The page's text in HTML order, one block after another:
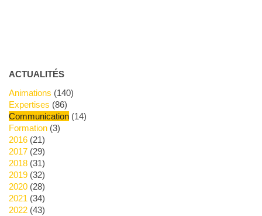
ACTUALITÉS
Animations (140)
Expertises (86)
Communication(14)
Formation(3)
2016(21)
2017(29)
2018(31)
2019(32)
2020(28)
2021 (34)
2022(43)